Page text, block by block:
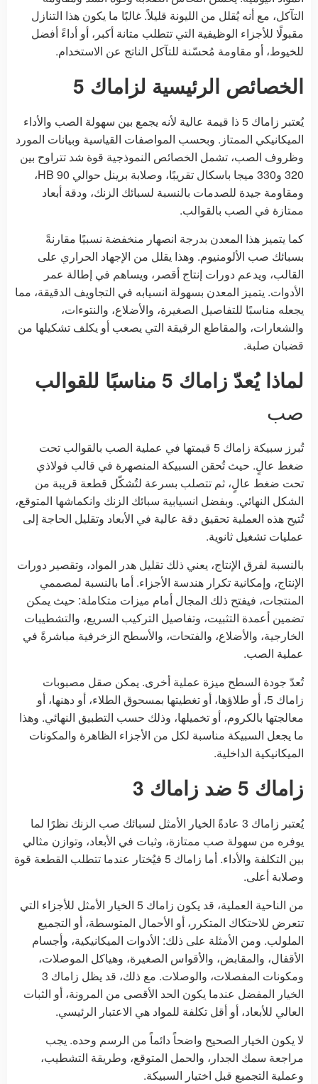
التآكل، مع أنه يُقلل من الليونة قليلاً. غالبًا ما يكون هذا التنازل
مقبولًا للأجزاء الوظيفية التي تتطلب متانة أكبر، أو أداءً أفضل
للخيوط، أو مقاومة مُحسّنة للتآكل الناتج عن الاستخدام.
الخصائص الرئيسية لزاماك 5
يُعتبر زاماك 5 ذا قيمة عالية لأنه يجمع بين سهولة الصب والأداء
الميكانيكي الممتاز. وبحسب المواصفات القياسية وبيانات المورد
وظروف الصب، تشمل الخصائص النموذجية قوة شد تتراوح بين
320 و330 ميجا باسكال تقريبًا، وصلابة برينل حوالي 90 HB،
ومقاومة جيدة للصدمات بالنسبة لسبائك الزنك، ودقة أبعاد
ممتازة في الصب بالقوالب.
كما يتميز هذا المعدن بدرجة انصهار منخفضة نسبيًا مقارنةً
بسبائك صب الألومنيوم. وهذا يقلل من الإجهاد الحراري على
القالب، ويدعم دورات إنتاج أقصر، ويساهم في إطالة عمر
الأدوات. يتميز المعدن بسهولة انسيابه في التجاويف الدقيقة، مما
يجعله مناسبًا للتفاصيل الصغيرة، والأضلاع، والنتوءات،
والشعارات، والمقاطع الرقيقة التي يصعب أو يكلف تشكيلها من
قضبان صلبة.
لماذا يُعدّ زاماك 5 مناسبًا للقوالب
صب
تُبرز سبيكة زاماك 5 قيمتها في عملية الصب بالقوالب تحت
ضغط عالٍ. حيث تُحقن السبيكة المنصهرة في قالب فولاذي
تحت ضغط عالٍ، ثم تتصلب بسرعة لتُشكّل قطعة قريبة من
الشكل النهائي. وبفضل انسيابية سبائك الزنك وانكماشها المتوقع،
تُتيح هذه العملية تحقيق دقة عالية في الأبعاد وتقليل الحاجة إلى
عمليات تشغيل ثانوية.
بالنسبة لفرق الإنتاج، يعني ذلك تقليل هدر المواد، وتقصير دورات
الإنتاج، وإمكانية تكرار هندسة الأجزاء. أما بالنسبة لمصممي
المنتجات، فيفتح ذلك المجال أمام ميزات متكاملة: حيث يمكن
تضمين أعمدة التثبيت، وتفاصيل التركيب السريع، والتشطيبات
الخارجية، والأضلاع، والفتحات، والأسطح الزخرفية مباشرةً في
عملية الصب.
تُعدّ جودة السطح ميزة عملية أخرى. يمكن صقل مصبوبات
زاماك 5، أو طلاؤها، أو تغطيتها بمسحوق الطلاء، أو دهنها، أو
معالجتها بالكروم، أو تخميلها، وذلك حسب التطبيق النهائي. وهذا
ما يجعل السبيكة مناسبة لكل من الأجزاء الظاهرة والمكونات
الميكانيكية الداخلية.
زاماك 5 ضد زاماك 3
يُعتبر زاماك 3 عادةً الخيار الأمثل لسبائك صب الزنك نظرًا لما
يوفره من سهولة صب ممتازة، وثبات في الأبعاد، وتوازن مثالي
بين التكلفة والأداء. أما زاماك 5 فيُختار عندما تتطلب القطعة قوة
وصلابة أعلى.
من الناحية العملية، قد يكون زاماك 5 الخيار الأمثل للأجزاء التي
تتعرض للاحتكاك المتكرر، أو الأحمال المتوسطة، أو التجميع
الملولب. ومن الأمثلة على ذلك: الأدوات الميكانيكية، وأجسام
الأقفال، والمقابض، والأقواس الصغيرة، وهياكل الموصلات،
ومكونات المفصلات، والوصلات. مع ذلك، قد يظل زاماك 3
الخيار المفضل عندما يكون الحد الأقصى من المرونة، أو الثبات
العالي للأبعاد، أو أقل تكلفة للمواد هي الاعتبار الرئيسي.
لا يكون الخيار الصحيح واضحاً دائماً من الرسم وحده. يجب
مراجعة سمك الجدار، والحمل المتوقع، وطريقة التشطيب،
وعملية التجميع قبل اختيار السبيكة.